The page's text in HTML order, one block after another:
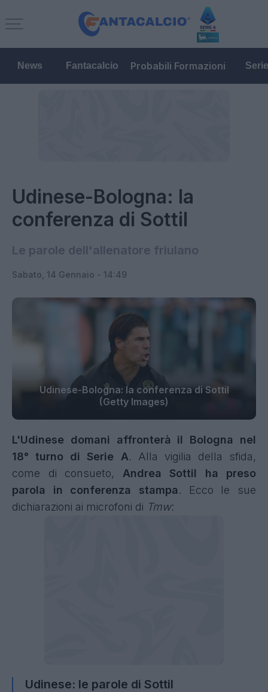
News Fantacalcio Probabili Formazioni
Udinese-Bologna: la
conferenza di Sottil
Le parole dell'allenatore friulano
Sabato, 14 Gennaio - 14:49
Udinese-Bologna: la conferenza di Sottil
(Getty Images)
L'Udinese domani affronterà il Bologna nel
18° turno di Serie A. Alla vigilia della sfida,
come di consueto, Andrea Sottil ha preso
parola in conferenza stampa. Ecco le sue
dichiarazioni ai microfoni di Tmw:
Udinese: le parole di Sottil